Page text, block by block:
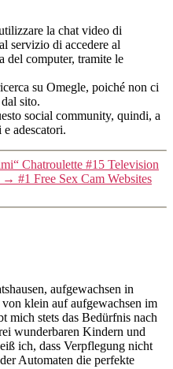
la chat video di
servizio di accedere al
del computer, tramite le
su Omegle, poiché non ci
sito.
social community, quindi, a
adescatori.
Chatroulette #15 Television
→ #1 Free Sex Cam Websites
aufgewachsen in
klein auf aufgewachsen im
mich stets das Bedürfnis nach
wunderbaren Kindern und
ich, dass Verpflegung nicht
Automaten die perfekte